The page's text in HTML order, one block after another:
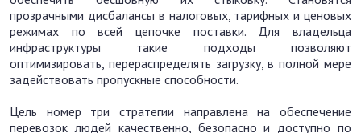
прозрачными дисбалансы в налоговых, тарифных и ценовых
режимах по всей цепочке поставки. Для владельца
инфраструктуры такие подходы позволяют
оптимизировать, перераспределять загрузку, в полной мере
задействовать пропускные способности.
Цель номер три стратегии направлена на обеспечение
перевозок людей качественно, безопасно и доступно по